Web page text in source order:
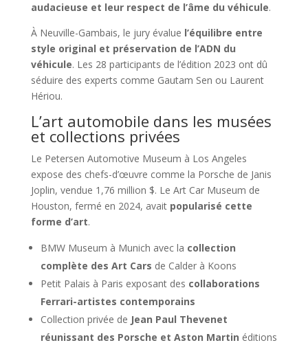
audacieuse et leur respect de l’âme du véhicule.
À Neuville-Gambais, le jury évalue l’équilibre entre
style original et préservation de l’ADN du
véhicule. Les 28 participants de l’édition 2023 ont dû
séduire des experts comme Gautam Sen ou Laurent
Hériou.
L’art automobile dans les musées
et collections privées
Le Petersen Automotive Museum à Los Angeles
expose des chefs-d’œuvre comme la Porsche de Janis
Joplin, vendue 1,76 million $. Le Art Car Museum de
Houston, fermé en 2024, avait popularisé cette
forme d’art.
BMW Museum à Munich avec la collection
complète des Art Cars de Calder à Koons
Petit Palais à Paris exposant des collaborations
Ferrari-artistes contemporains
Collection privée de Jean Paul Thevenet
réunissant des Porsche et Aston Martin éditions